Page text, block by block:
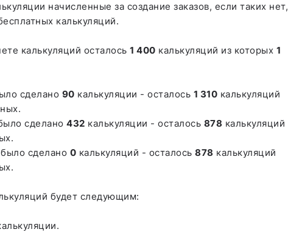
начисленные за создание заказов, если таких нет,
калькуляций.
калькуляций осталось 1 400 калькуляций из которых 1
сделано 90 калькуляции - осталось 1 310 калькуляций
сделано 432 калькуляции - осталось 878 калькуляций
сделано 0 калькуляций - осталось 878 калькуляций
будет следующим: